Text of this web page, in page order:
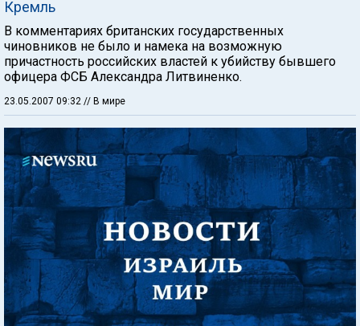
Кремль
В комментариях британских государственных
чиновников не было и намека на возможную
причастность российских властей к убийству бывшего
офицера ФСБ Александра Литвиненко.
23.05.2007 09:32 // В мире